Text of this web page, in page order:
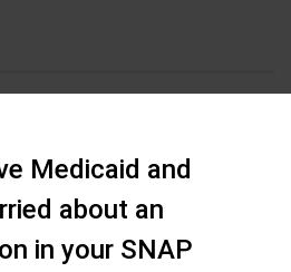
Medicaid and
about an
in your SNAP